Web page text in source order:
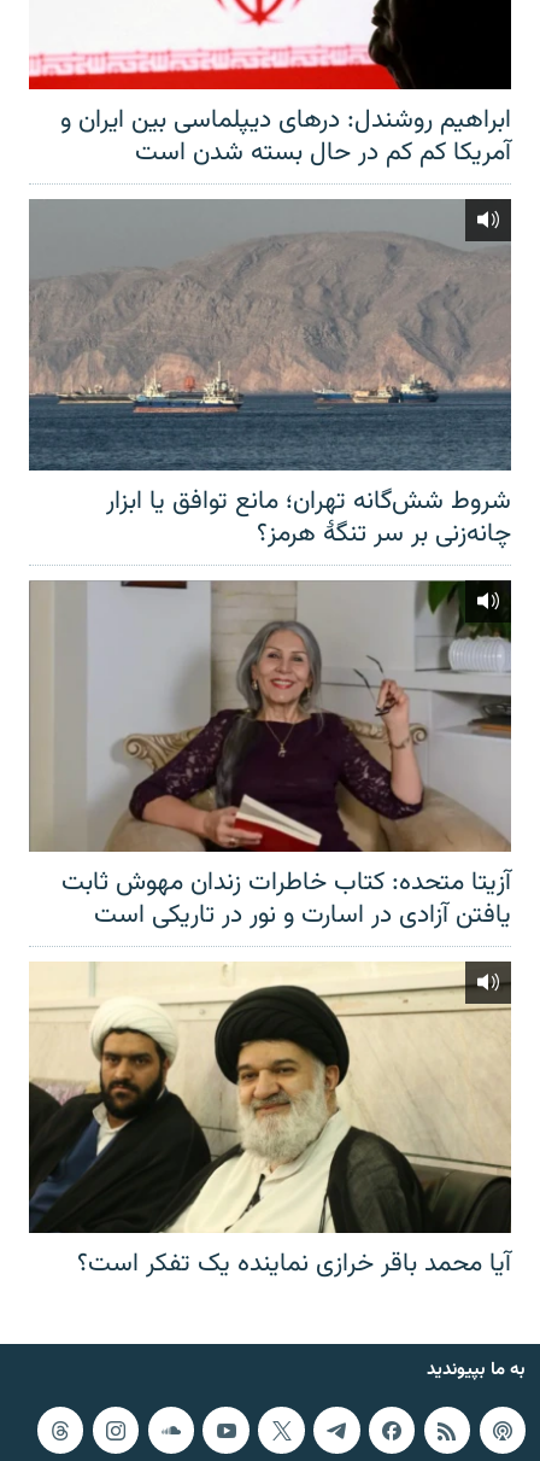
ابراهیم روشندل: درهای دیپلماسی بین ایران و
آمریکا کم کم در حال بسته شدن است
شروط شش‌گانه تهران؛ مانع توافق یا ابزار
چانه‌زنی بر سر تنگهٔ هرمز؟
آزیتا متحده: کتاب خاطرات زندان مهوش ثابت
یافتن آزادی در اسارت و نور در تاریکی است
آیا محمد باقر خرازی نماینده یک تفکر است؟
به ما بپیوندید